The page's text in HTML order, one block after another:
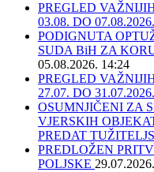
PREGLED
03.08. DO
PODIGNUTA
SUDA BiH ZA
05.08.2026. 14:24
PREGLED
27.07. DO
OSUMNJIČENI ZA
VJERSKIH
PREDAT
PREDLOŽEN
POLJSKE